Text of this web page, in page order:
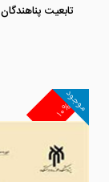
۱۰%
موجود